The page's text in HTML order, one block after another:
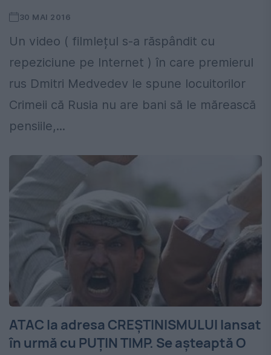
30 MAI 2016
Un video ( filmlețul s-a răspândit cu
repeziciune pe Internet ) în care premierul
rus Dmitri Medvedev le spune locuitorilor
Crimeii că Rusia nu are bani să le mărească
pensiile,...
ATAC la adresa CREȘTINISMULUI lansat
în urmă cu PUȚIN TIMP. Se așteaptă O